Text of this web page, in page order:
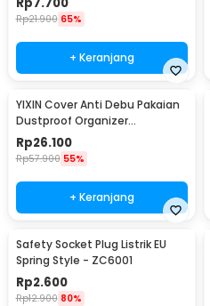
Rp21.900 65%
+ Keranjang
YIXIN Cover Anti Debu Pakaian
Dustproof Organizer
60x30x110cm - PEVA
Rp26.100
Rp57.900 55%
+ Keranjang
Safety Socket Plug Listrik EU
Spring Style - ZC6001
Rp2.600
Rp12.900 80%